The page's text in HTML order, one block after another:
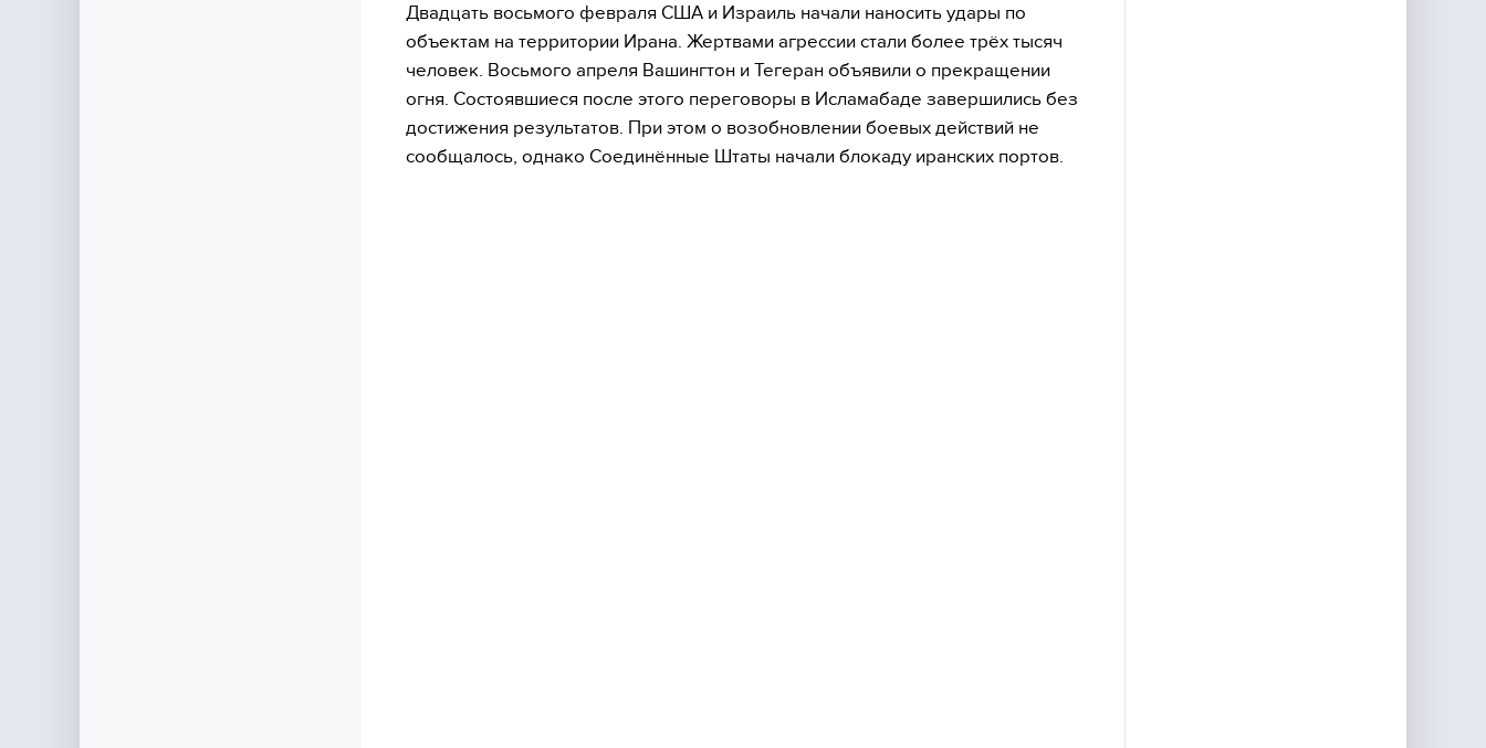
Двадцать восьмого февраля США и Израиль начали наносить удары по
объектам на территории Ирана. Жертвами агрессии стали более трёх тысяч
человек. Восьмого апреля Вашингтон и Тегеран объявили о прекращении
огня. Состоявшиеся после этого переговоры в Исламабаде завершились без
достижения результатов. При этом о возобновлении боевых действий не
сообщалось, однако Соединённые Штаты начали блокаду иранских портов.